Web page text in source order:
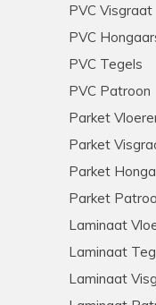
PVC Visgraat
PVC
PVC Tegels
PVC Patroon
Parket
Parket
Parket
Parket
Laminaat
Laminaat
Laminaat